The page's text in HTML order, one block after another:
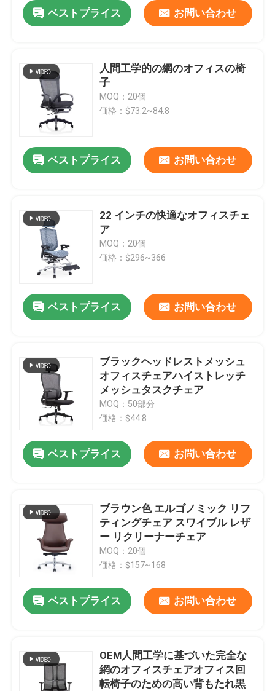
ベストプライス お問い合わせ
人間工学的の網のオフィスの椅
子
MOQ：20個
価格：$73.2~84.8
ベストプライス お問い合わせ
22 インチの快適なオフィスチェ
ア
MOQ：20個
価格：$296~366
ベストプライス お問い合わせ
ブラックヘッドレストメッシュ
オフィスチェアハイストレッチ
メッシュタスクチェア
MOQ：50部分
価格：$44.8
ベストプライス お問い合わせ
ブラウン色 エルゴノミック リフ
ティングチェア スワイブル レザ
ー リクリーナーチェア
MOQ：20個
価格：$157~168
ベストプライス お問い合わせ
OEM人間工学に基づいた完全な
網のオフィスチェアオフィス回
転椅子のための高い背もたれ黒